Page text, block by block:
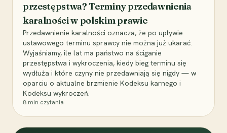
przestępstwa? Terminy przedawnienia
karalności w polskim prawie
Przedawnienie karalności oznacza, że po upływie
ustawowego terminu sprawcy nie można już ukarać.
Wyjaśniamy, ile lat ma państwo na ściganie
przestępstwa i wykroczenia, kiedy bieg terminu się
wydłuża i które czyny nie przedawniają się nigdy — w
oparciu o aktualne brzmienie Kodeksu karnego i
Kodeksu wykroczeń.
8 min czytania